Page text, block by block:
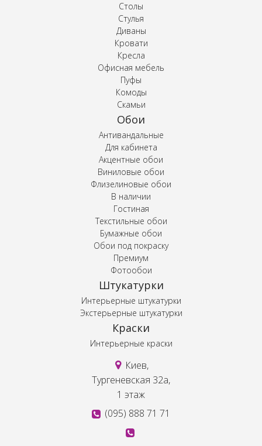
Столы
Стулья
Диваны
Кровати
Кресла
Офисная мебель
Пуфы
Комоды
Скамьи
Обои
Антивандальные
Для кабинета
Акцентные обои
Виниловые обои
Флизелиновые обои
В наличии
Гостиная
Текстильные обои
Бумажные обои
Обои под покраску
Премиум
Фотообои
Штукатурки
Интерьерные штукатурки
Экстерьерные штукатурки
Краски
Интерьерные краски
Киев,
Тургеневская 32а,
1 этаж
(095) 888 71 71